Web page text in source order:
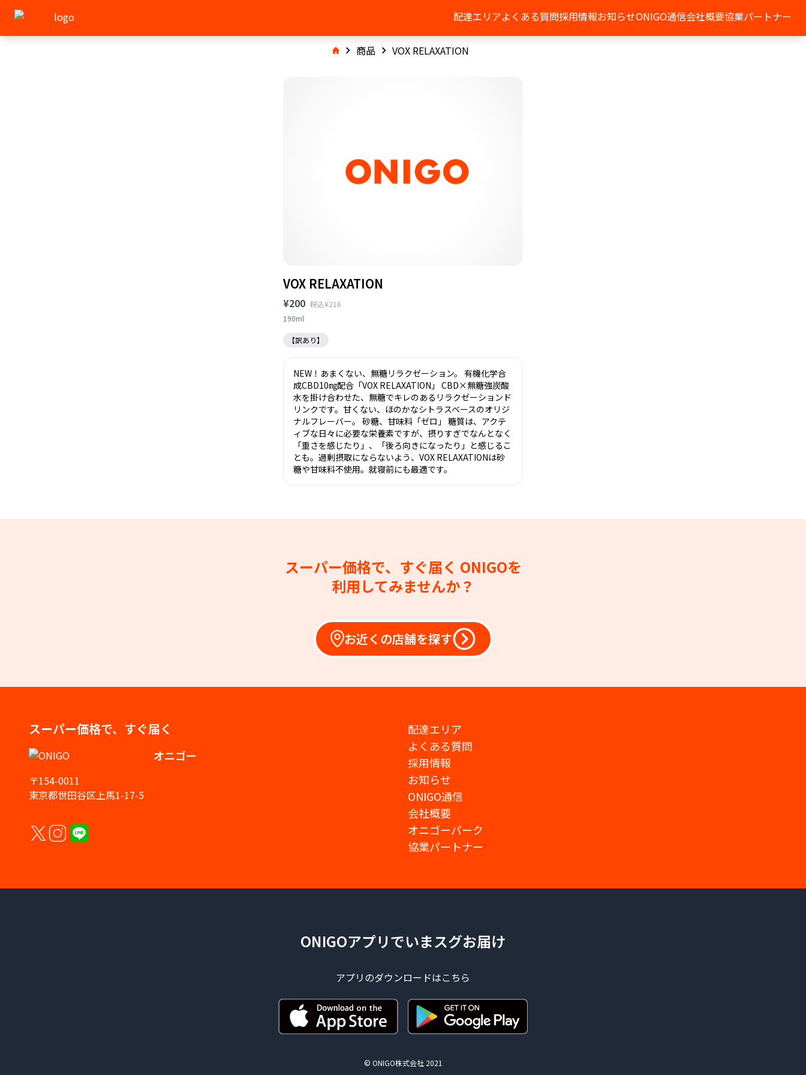
配達エリアよくある質問採用情報お知らせONIGO通信会社概要協業パートナー
商品 VOX RELAXATION
VOX RELAXATION
¥200 税込¥216
190ml
【訳あり】
NEW！あまくない、無糖リラクゼーション。 有機化学合
成CBD10㎎配合「VOX RELAXATION」 CBD×無糖強炭酸
水を掛け合わせた、無糖でキレのあるリラクゼーションド
リンクです。甘くない、ほのかなシトラスベースのオリジ
ナルフレーバー。 砂糖、甘味料「ゼロ」 糖質は、アクテ
ィブな日々に必要な栄養素ですが、摂りすぎでなんとなく
「重さを感じたり」、「後ろ向きになったり」と感じるこ
とも。過剰摂取にならないよう、VOX RELAXATIONは砂
糖や甘味料不使用。就寝前にも最適です。
スーパー価格で、すぐ届く ONIGOを
利用してみませんか？
お近くの店舗を探す
スーパー価格で、すぐ届く
オニゴー
〒154-0011
東京都世田谷区上馬1-17-5
配達エリア
よくある質問
採用情報
お知らせ
ONIGO通信
会社概要
オニゴーパーク
協業パートナー
ONIGOアプリでいまスグお届け
アプリのダウンロードはこちら
© ONIGO株式会社 2021